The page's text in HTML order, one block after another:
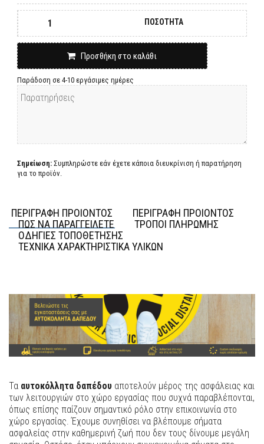
ΠΟΣΟΤΗΤΑ
Προσθήκη στο καλάθι
Παράδοση σε 4-10 εργάσιμες ημέρες
Σημείωση: Συμπληρώστε εάν έχετε κάποια διευκρίνιση ή παρατήρηση
για το προϊόν.
ΠΕΡΙΓΡΑΦΗ ΠΡΟΙΟΝΤΟΣ
ΠΕΡΙΓΡΑΦΗ ΠΡΟΙΟΝΤΟΣ
ΠΩΣ ΝΑ ΠΑΡΑΓΓΕΙΛΕΤΕ
ΤΡΟΠΟΙ ΠΛΗΡΩΜΗΣ
ΟΔΗΓΙΕΣ ΤΟΠΟΘΕΤΗΣΗΣ
ΤΕΧΝΙΚΑ ΧΑΡΑΚΤΗΡΙΣΤΙΚΑ ΥΛΙΚΩΝ
Τα αυτοκόλλητα δαπέδου αποτελούν μέρος της ασφάλειας και
των λειτουργιών στο χώρο εργασίας που συχνά παραβλέπονται,
όπως επίσης παίζουν σημαντικό ρόλο στην επικοινωνία στο
χώρο εργασίας. Έχουμε συνηθίσει να βλέπουμε σήματα
ασφαλείας στην καθημερινή ζωή που δεν τους δίνουμε μεγάλη